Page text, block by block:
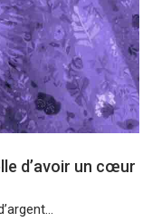
d’avoir un cœur